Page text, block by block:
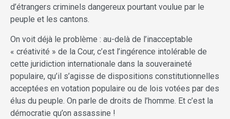
d’étrangers criminels dangereux pourtant voulue par le
peuple et les cantons.
On voit déjà le problème : au-delà de l’inacceptable
« créativité » de la Cour, c’est l’ingérence intolérable de
cette juridiction internationale dans la souveraineté
populaire, qu’il s’agisse de dispositions constitutionnelles
acceptées en votation populaire ou de lois votées par des
élus du peuple. On parle de droits de l’homme. Et c’est la
démocratie qu’on assassine !